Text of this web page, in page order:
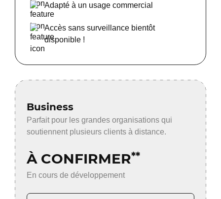
Adapté à un usage commercial
Accès sans surveillance bientôt
disponible !
Business
Parfait pour les grandes organisations qui
soutiennent plusieurs clients à distance.
À CONFIRMER**
En cours de développement